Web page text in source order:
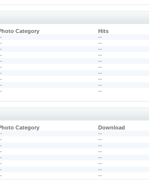
Category
Hits
--
--
--
--
--
--
--
--
--
--
Category
Download
--
--
--
--
--
--
--
--